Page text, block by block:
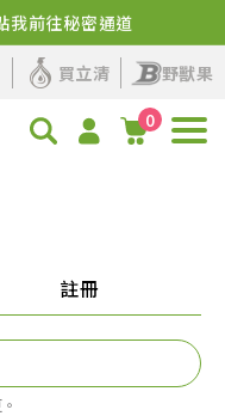
我前往秘密通道
+人氣保健限時優惠
買立清
野獸果
0
註冊